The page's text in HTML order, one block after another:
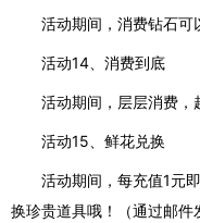
活动期间，消费钻石可
活动14、消费到底
活动期间，层层消费，
活动15、鲜花兑换
活动期间，每充值1元
换珍贵道具哦！（通过邮件